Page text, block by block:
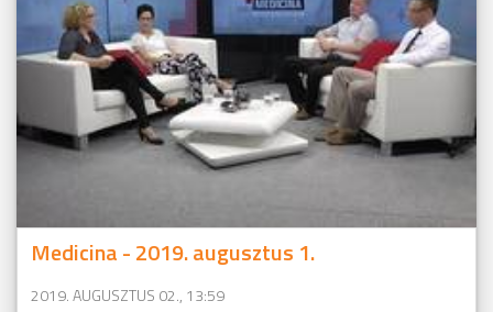
Medicina - 2019. augusztus 1.
2019. AUGUSZTUS 02., 13:59